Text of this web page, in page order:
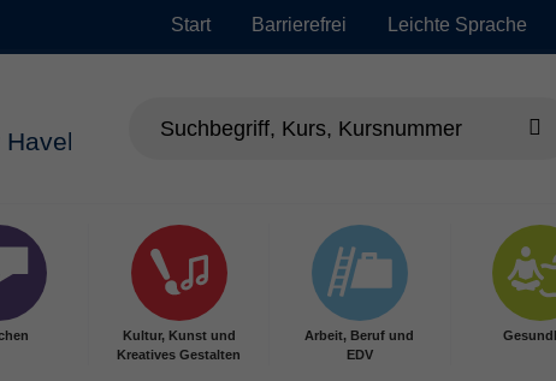
Start Barrierefrei Leichte Sprache
Kultur, Kunst und
Kreatives Gestalten
Arbeit, Beruf und
EDV